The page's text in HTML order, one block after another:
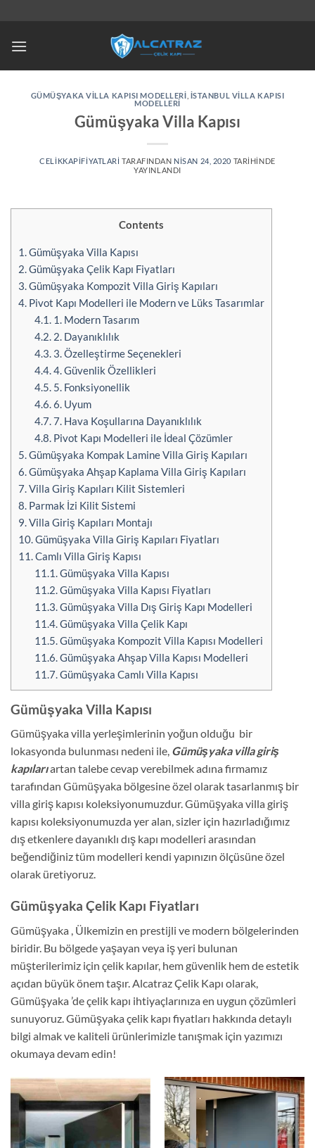
GÜMÜŞYAKA VILLA KAPISI MODELLERI İSTANBUL VILLA KAPISI
MODELLERI
Gümüşyaka Villa Kapısı
CELIKKAPIFIYATLARI TARAFINDAN NISAN 24, 2020 TARIHINDE
YAYINLANDI
Contents
1.Gümüşyaka Villa Kapısı
2.Gümüşyaka Çelik Kapı Fiyatları
3.Gümüşyaka Kompozit Villa Giriş Kapıları
4. Pivot Kapı Modelleri ile Modern ve Lüks Tasarımlar
4.1.1. Modern Tasarım
4.2.2. Dayanıklılık
4.3.3. Özelleştirme Seçenekleri
4.4.4. Güvenlik Özellikleri
4.5.5. Fonksiyonellik
4.6.6. Uyum
4.7.7. Hava Koşullarına Dayanıklılık
4.8.Pivot Kapı Modelleri ile İdeal Çözümler
5.Gümüşyaka Kompak Lamine Villa Giriş Kapıları
6.Gümüşyaka Ahşap Kaplama Villa Giriş Kapıları
7.Villa Giriş Kapıları Kilit Sistemleri
8. Parmak İzi Kilit Sistemi
9.Villa Giriş Kapıları Montajı
10.Gümüşyaka Villa Giriş Kapıları Fiyatları
11.Camlı Villa Giriş Kapısı
11.1.Gümüşyaka Villa Kapısı
11.2.Gümüşyaka Villa Kapısı Fiyatları
11.3.Gümüşyaka Villa Dış Giriş Kapı Modelleri
11.4.Gümüşyaka Villa Çelik Kapı
11.5.Gümüşyaka Kompozit Villa Kapısı Modelleri
11.6.Gümüşyaka Ahşap Villa Kapısı Modelleri
11.7.Gümüşyaka Camlı Villa Kapısı
Gümüşyaka Villa Kapısı
Gümüşyaka villa yerleşimlerinin yoğun olduğu bir
lokasyonda bulunması nedeni ile, Gümüşyaka villa giriş
kapılarıartan talebe cevap verebilmek adına firmamız
tarafından Gümüşyaka bölgesine özel olarak tasarlanmış bir
villa giriş kapısı koleksiyonumuzdur. Gümüşyaka villa giriş
kapısı koleksiyonumuzda yer alan, sizler için hazırladığımız
dış etkenlere dayanıklı dış kapı modelleri arasından
beğendiğiniz tüm modelleri kendi yapınızın ölçüsüne özel
olarak üretiyoruz.
Gümüşyaka Çelik Kapı Fiyatları
Gümüşyaka , Ülkemizin en prestijli ve modern bölgelerinden
biridir. Bu bölgede yaşayan veya iş yeri bulunan
müşterilerimiz için çelik kapılar, hem güvenlik hem de estetik
açıdan büyük önem taşır. Alcatraz Çelik Kapı olarak,
Gümüşyaka ’de çelik kapı ihtiyaçlarınıza en uygun çözümleri
sunuyoruz. Gümüşyaka çelik kapı fiyatları hakkında detaylı
bilgi almak ve kaliteli ürünlerimizle tanışmak için yazımızı
okumaya devam edin!